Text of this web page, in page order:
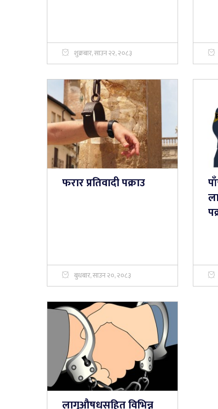
शुक्रबार, साउन २२, २०८३
फरार प्रतिवादी पक्राउ
बुधबार, साउन २०, २०८३
लागुऔषधसहित विभिन्न